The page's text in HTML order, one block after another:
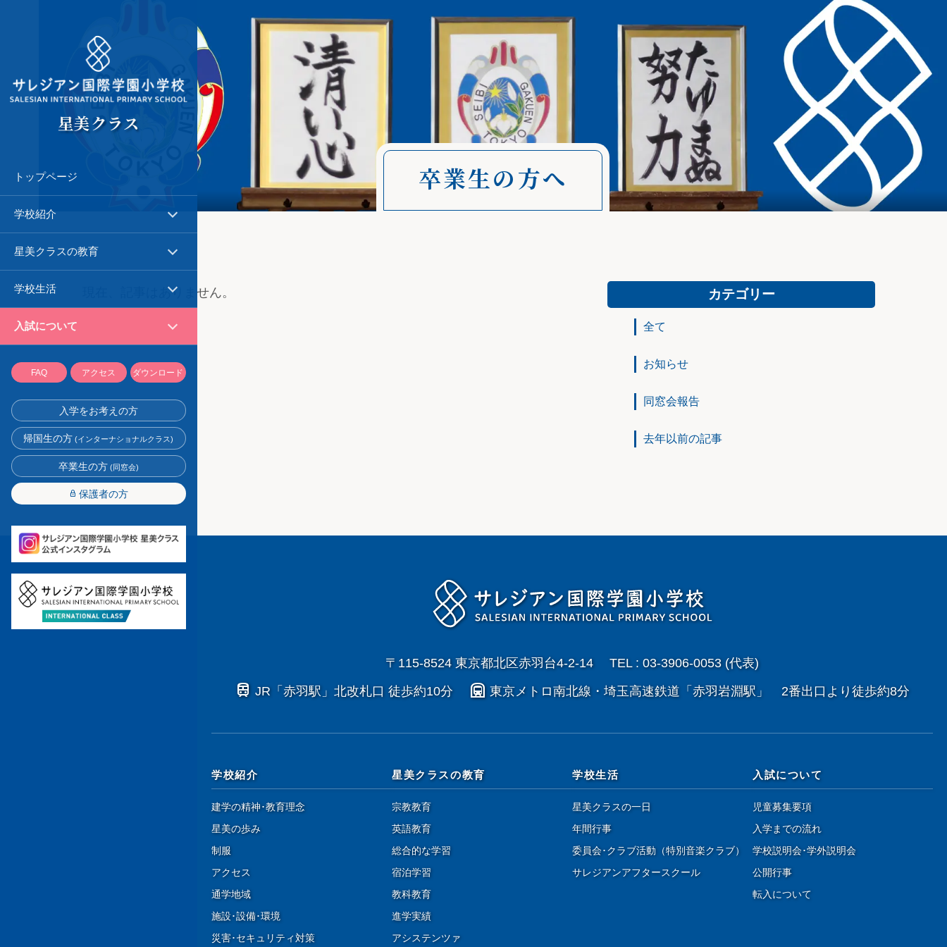
星美クラス
トップページ
学校紹介 ∨
星美クラスの教育 ∨
学校生活 ∨
入試について ∨
FAQ アクセス ダウンロード
入学をお考えの方
帰国生の方 (インターナショナルクラス)
卒業生の方 (同窓会)
lock 保護者の方
卒業生の方へ
現在、記事はありません。 カテゴリー
全て
お知らせ
同窓会報告
去年以前の記事
〒115-8524 東京都北区赤羽台4-2-14 TEL : 03-3906-0053 (代表)
train JR「赤羽駅」北改札口 徒歩約10分 subway 東京メトロ南北線・埼玉高速鉄道「赤羽岩淵駅」 2番出口より徒歩約8分
学校紹介
建学の精神･教育理念
星美の歩み
制服
アクセス
通学地域
施設･設備･環境
災害･セキュリティ対策
星美クラスの教育
宗教教育
英語教育
総合的な学習
宿泊学習
教科教育
進学実績
アシステンツァ
学校生活
星美クラスの一日
年間行事
委員会･クラブ活動（特別音楽クラブ）
サレジアンアフタースクール
入試について
児童募集要項
入学までの流れ
学校説明会･学外説明会
公開行事
転入について